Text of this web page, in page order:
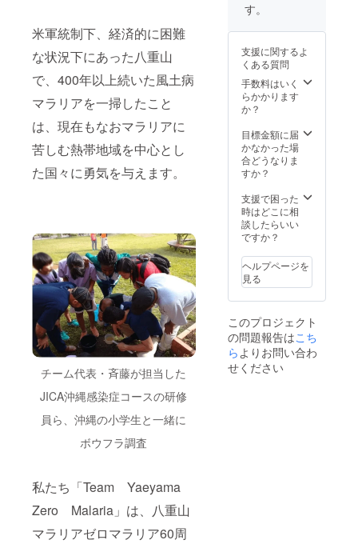
米軍統制下、経済的に困難
な状況下にあった八重山
で、400年以上続いた風土病
マラリアを一掃したこと
は、現在もなおマラリアに
苦しむ熱帯地域を中心とし
た国々に勇気を与えます。
チーム代表・斉藤が担当した
JICA沖縄感染症コースの研修
員ら、沖縄の小学生と一緒に
ボウフラ調査
私たち「Team Yaeyama
Zero Malaria」は、八重山
マラリアゼロマラリア60周
す。
支援に関するよ
くある質問
手数料はいく
らかかります
か？
目標金額に届
かなかった場
合どうなりま
すか？
支援で困った
時はどこに相
談したらいい
ですか？
ヘルプページを
見る
このプロジェクト
の問題報告はこち
らよりお問い合わ
せください